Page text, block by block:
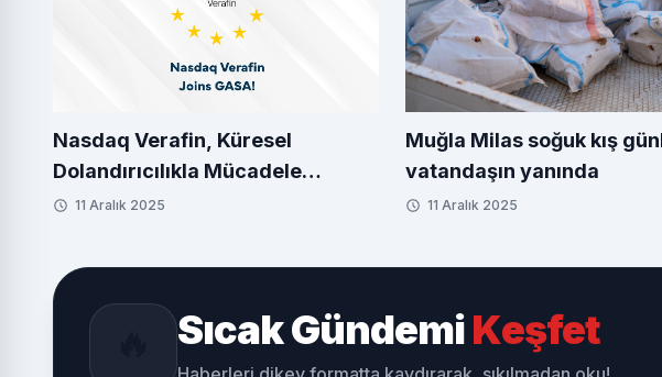
Nasdaq Verafin, Küresel
Dolandırıcılıkla Mücadele
İttifakı'na (GASA) katıldı
11 Aralık 2025
Muğla Milas soğuk kış
vatandaşın yanında
11 Aralık 2025
Sıcak GündemiKeşfet